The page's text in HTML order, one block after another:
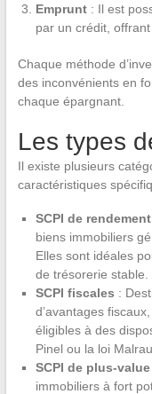
Emprunt: Il est
par un crédit,
Chaque méthode
des inconvénients en
chaque épargnant.
Les types
Il existe plusieurs
caractéristiques
SCPI de rendement
biens immobiliers
Elles sont idéales
de trésorerie stable.
SCPI fiscales :
d’avantages
éligibles à des
Pinel ou la loi
SCPI de plus-value
immobiliers à fort